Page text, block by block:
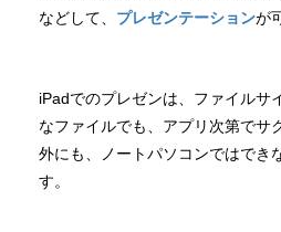
などして、 プレゼンテーションが
iPadでのプレゼンは、ファイルサ
なファイルでも、アプリ次第でサ
外にも、ノートパソコンではでき
す。